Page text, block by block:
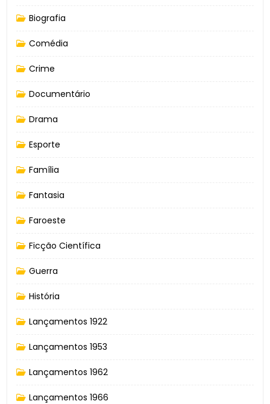
Biografia
Comédia
Crime
Documentário
Drama
Esporte
Família
Fantasia
Faroeste
Ficção Científica
Guerra
História
Lançamentos 1922
Lançamentos 1953
Lançamentos 1962
Lançamentos 1966